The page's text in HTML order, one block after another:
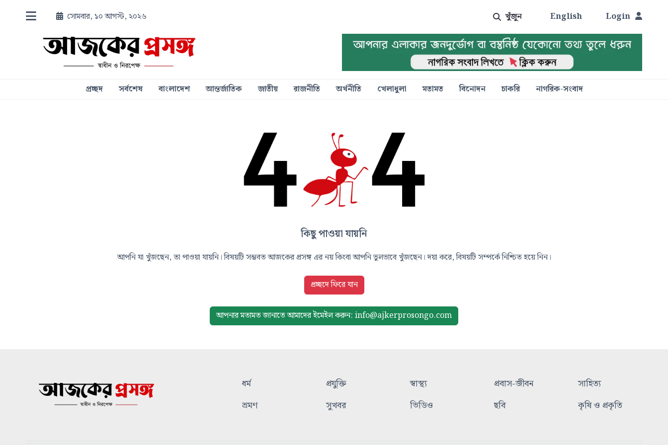
সোমবার, ১০ আগস্ট, ২০২৬ খুঁজুন English Login
প্রচ্ছদ সর্বশেষ বাংলাদেশ আন্তর্জাতিক জাতীয় রাজনীতি অর্থনীতি খেলাধুলা মতামত বিনোদন চাকরি নাগরিক-সংবাদ
কিছু পাওয়া যায়নি
আপনি যা খুঁজছেন, তা পাওয়া যায়নি। বিষয়টি সম্ভবত আজকের প্রসঙ্গ এর নয় কিংবা আপনি ভুলভাবে খুঁজছেন। দয়া করে, বিষয়টি সম্পর্কে নিশ্চিত হয়ে নিন।
প্রচ্ছদে ফিরে যান
আপনার মতামত জানাতে আমাদেরইমেইল করুন: info@ajkerprosongo.com
ধর্ম প্রযুক্তি স্বাস্থ্য প্রবাস-জীবন
সাহিত্য
ভ্রমণ
সুখবর ভিডিও ছবি কৃষি ও প্রকৃতি